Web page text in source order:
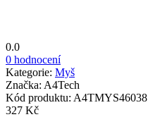
0.0
0 hodnocení
Kategorie: Myš
Značka: A4Tech
Kód produktu: A4TMYS46038
327 Kč